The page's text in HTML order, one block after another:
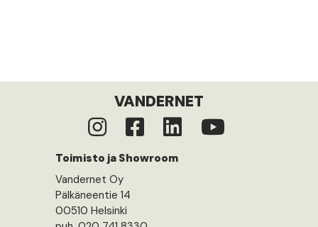
VANDERNET
Toimisto ja Showroom
Vandernet Oy
Pälkäneentie 14
00510 Helsinki